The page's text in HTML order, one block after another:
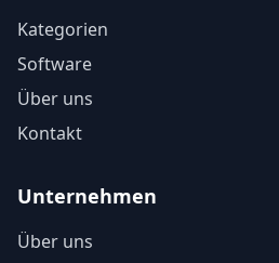
Kategorien
Software
Über uns
Kontakt
Unternehmen
Über uns